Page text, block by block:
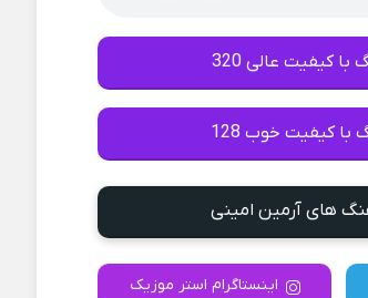
با کیفیت عالی 320
با کیفیت خوب 128
های آرمین امینی
اینستاگرام استر موزیک